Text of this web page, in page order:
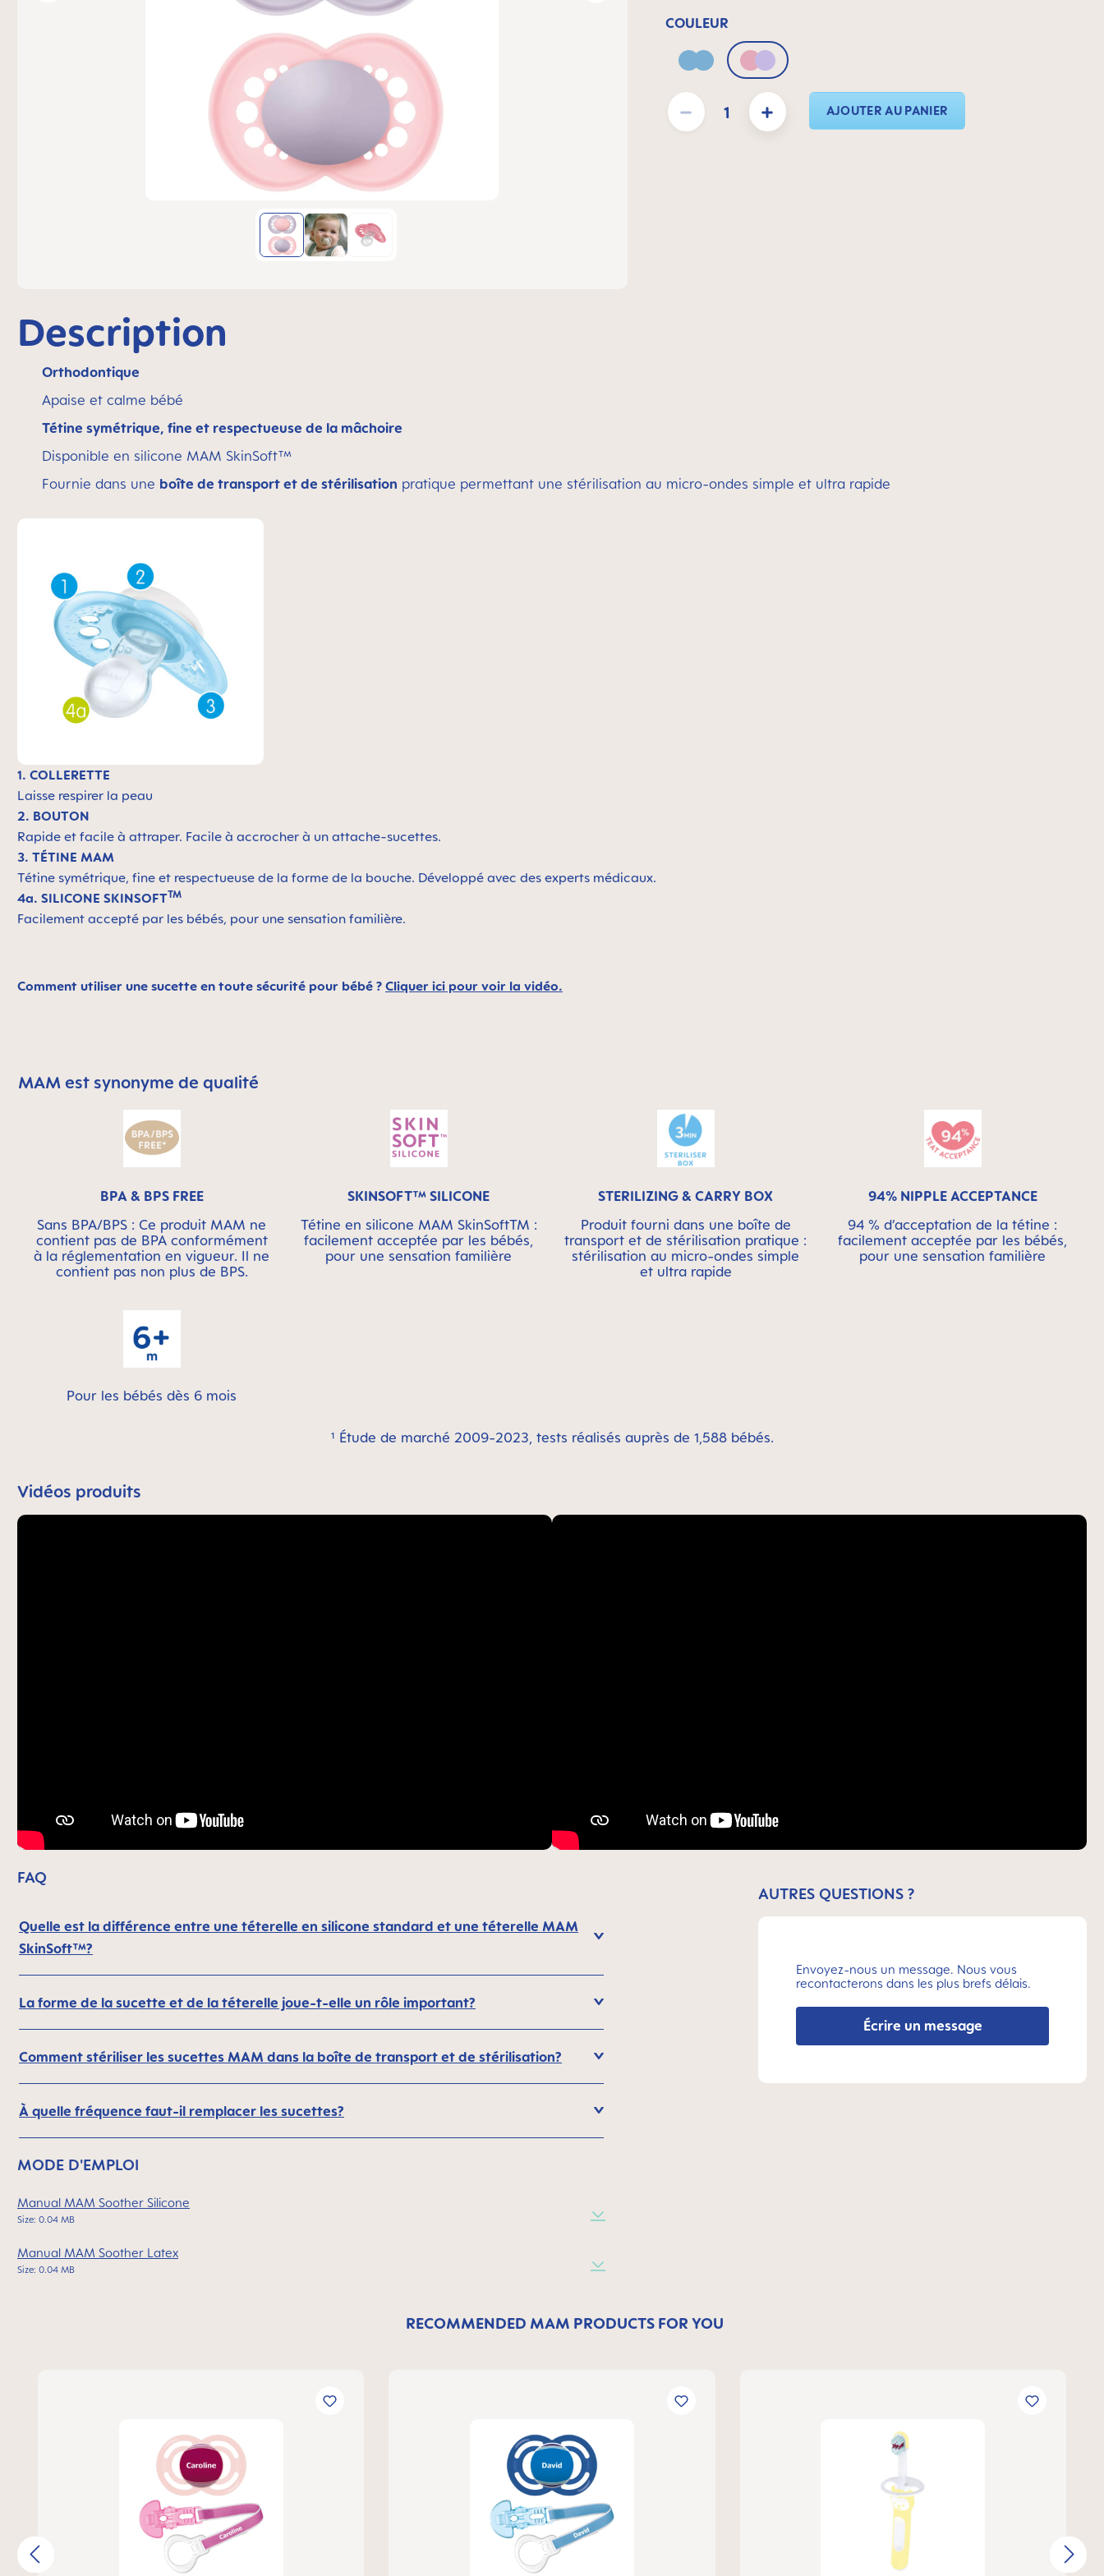
COULEUR
Blue Pink & Lilac
Quantité de produit : Entrez la quantité souhaitée ou utilisez les boutons pour augmenter ou
AJOUTER AU PANIER
Description
Orthodontique
Apaise et calme bébé
Tétine symétrique, fine et respectueuse de la mâchoire
Disponible en silicone MAM SkinSoft™
Fournie dans une boîte de transport et de stérilisation pratique permettant une stérilisation au micro-ondes simple et ultra rapide
1. COLLERETTE
Laisse respirer la peau
2. BOUTON
Rapide et facile à attraper. Facile à accrocher à un attache-sucettes.
3. TÉTINE MAM
Tétine symétrique, fine et respectueuse de la forme de la bouche. Développé avec des experts médicaux.
4a. SILICONE SKINSOFTTM
Facilement accepté par les bébés, pour une sensation familière.
Comment utiliser une sucette en toute sécurité pour bébé ? Cliquer ici pour voir la vidéo.
Skip MAM Means Quality Icon Bar
MAM est synonyme de qualité
BPA & BPS FREE
Sans BPA/BPS : Ce produit MAM ne
contient pas de BPA conformément
à la réglementation en vigueur. Il ne
contient pas non plus de BPS.
SKINSOFT™ SILICONE
Tétine en silicone MAM SkinSoftTM :
facilement acceptée par les bébés,
pour une sensation familière
STERILIZING & CARRY BOX
Produit fourni dans une boîte de
transport et de stérilisation pratique :
stérilisation au micro-ondes simple
et ultra rapide
94% NIPPLE ACCEPTANCE
94 % d’acceptation de la tétine :
facilement acceptée par les bébés,
pour une sensation familière
Pour les bébés dès 6 mois
¹ Étude de marché 2009-2023, tests réalisés auprès de 1,588 bébés.
Vidéos produits
FAQ
Quelle est la différence entre une téterelle en silicone standard et une téterelle MAM
SkinSoft™?
La forme de la sucette et de la téterelle joue-t-elle un rôle important?
Comment stériliser les sucettes MAM dans la boîte de transport et de stérilisation?
À quelle fréquence faut-il remplacer les sucettes?
MODE D'EMPLOI
Manual MAM Soother Silicone
Size: 0.04 MB
Manual MAM Soother Latex
Size: 0.04 MB
AUTRES QUESTIONS ?
Envoyez-nous un message. Nous vous
recontacterons dans les plus brefs délais.
Écrire un message
RECOMMENDED MAM PRODUCTS FOR YOU